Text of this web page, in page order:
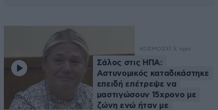
ΚΟΣΜΟΣ31 λ. πριν
Σάλος στις ΗΠΑ:
Αστυνομικός καταδικάστηκε
επειδή επέτρεψε να
μαστιγώσουν 15χρονο με
ζώνη ενώ ήταν με